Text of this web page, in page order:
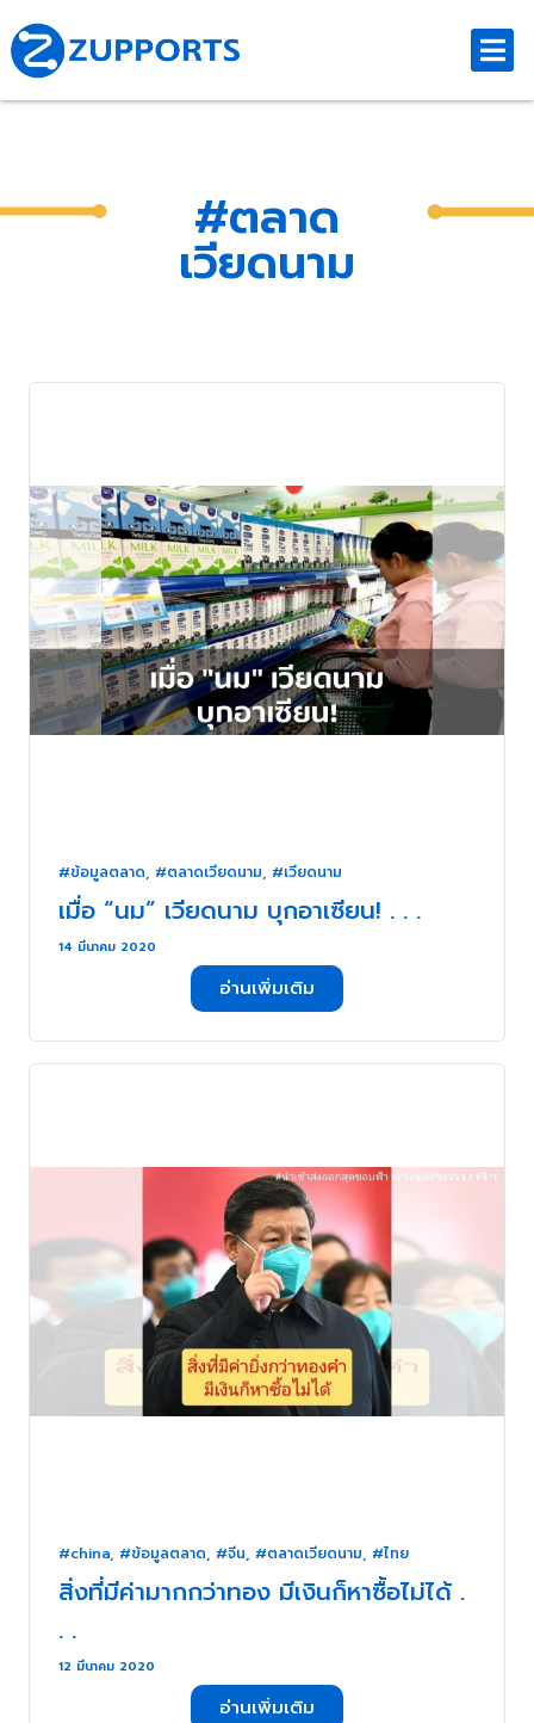
#ตลาด
เวียดนาม
#ข้อมูลตลาด, #ตลาดเวียดนาม, #เวียดนาม
เมื่อ “นม” เวียดนาม บุกอาเซียน! . . .
14 มีนาคม 2020
อ่านเพิ่มเติม
#china, #ข้อมูลตลาด, #จีน, #ตลาดเวียดนาม, #ไทย
สิ่งที่มีค่ามากกว่าทอง มีเงินก็หาซื้อไม่ได้ .
. .
12 มีนาคม 2020
อ่านเพิ่มเติม